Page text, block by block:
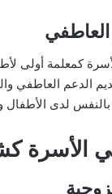
العاطفي
كمعلمة أولى
الدعم العاطفي
لدى الأطفال
الأسرة